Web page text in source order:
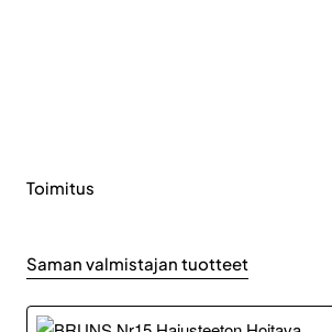
Toimitus
Saman valmistajan tuotteet